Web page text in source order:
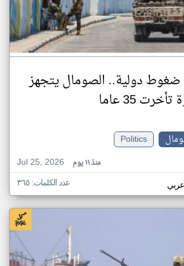
دولية.. الصومال يتجهز
35 عاما
Politics
Jul 25, 2026
منذ ١١ يوم
عدد الكلمات: ٣٦٥